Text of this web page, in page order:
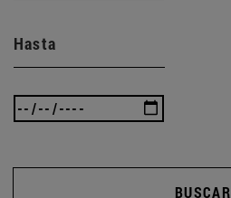
Hasta
BUSCAR